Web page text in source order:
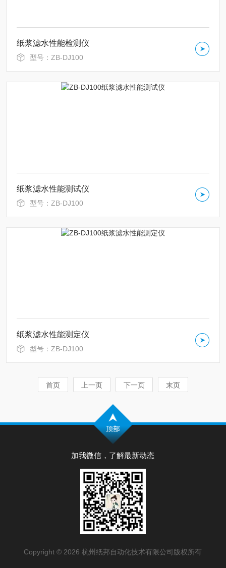
纸浆滤水性能检测仪
型号：ZB-DJ100
纸浆滤水性能测试仪
型号：ZB-DJ100
纸浆滤水性能测定仪
型号：ZB-DJ100
首页 上一页 下一页 末页
加我微信，了解最新动态
Copyright © 2026 杭州纸邦自动化技术有限公司版权所有